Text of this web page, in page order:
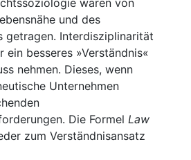
waren von
und des
getragen. Interdisziplinarität
besseres »Verständnis«
nehmen. Dieses, wenn
Unternehmen
Die Formel Law
zum Verständnisansatz